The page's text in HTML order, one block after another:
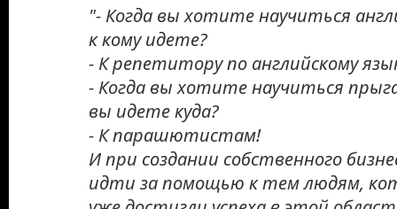
"- Когда вы хотите научиться
к кому идете?
- К репетитору по английскому
- Когда вы хотите научиться
вы идете куда?
- К парашютистам!
И при создании собственного
идти за помощью к тем людям,